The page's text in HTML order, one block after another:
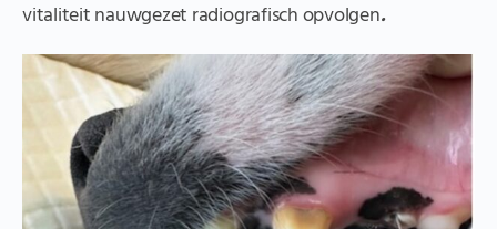
vitaliteit nauwgezet radiografisch opvolgen.